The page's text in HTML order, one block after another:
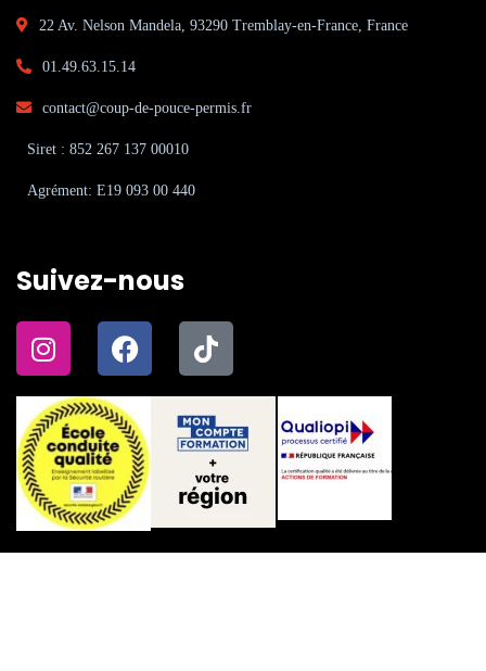
22 Av. Nelson Mandela, 93290 Tremblay-en-France, France
01.49.63.15.14
contact@coup-de-pouce-permis.fr
Siret : 852 267 137 00010
Agrément: E19 093 00 440
Suivez-nous